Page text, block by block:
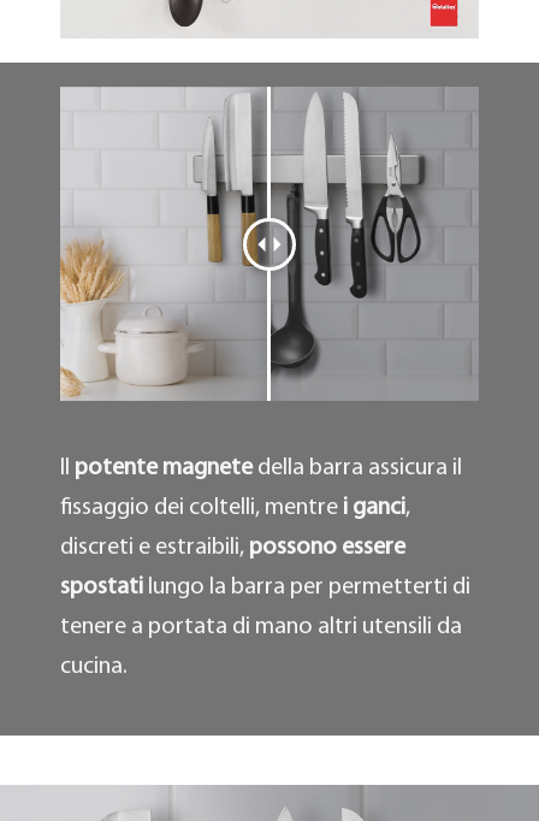
Il potente magnetedella barra assicura il
fissaggio dei coltelli, mentre i ganci,
discreti e estraibili, possono essere
spostatilungo la barra per permetterti di
tenere a portata di mano altri utensili da
cucina.